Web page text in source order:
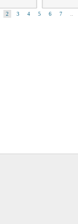
2 3 4 5 6 7